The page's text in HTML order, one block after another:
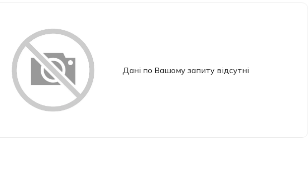
Дані по Вашому запиту відсутні